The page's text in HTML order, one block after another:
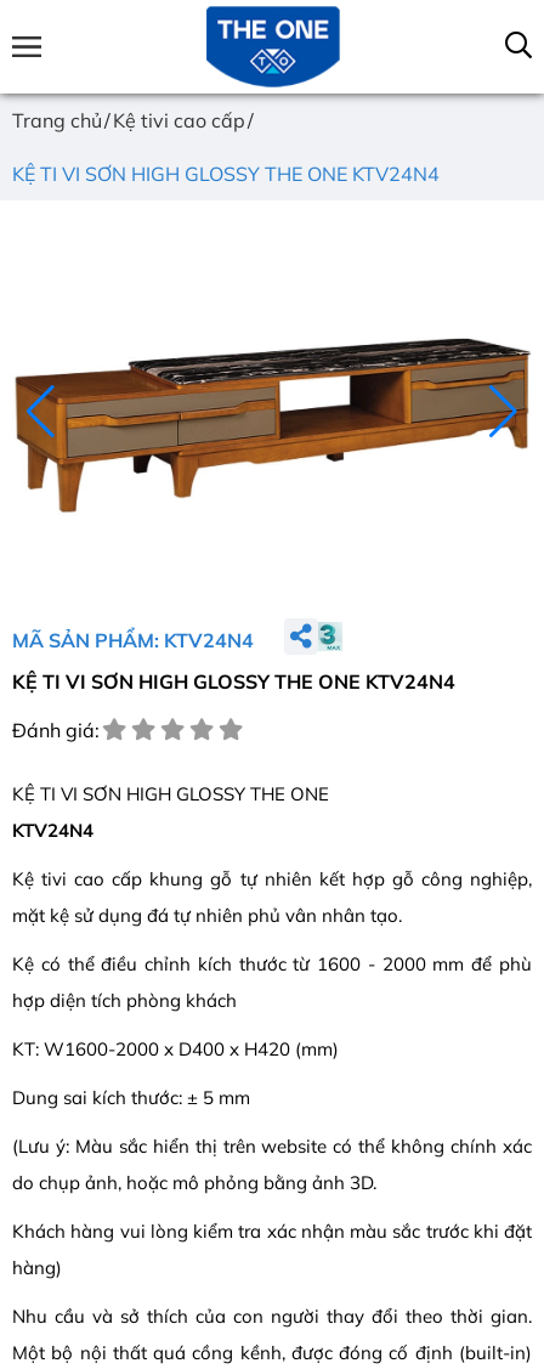
Trang chủ Kệ tivi cao cấp
KỆ TI VI SƠN HIGH GLOSSY THE ONE KTV24N4
MÃ SẢN PHẨM: KTV24N4
KỆ TI VI SƠN HIGH GLOSSY THE ONE KTV24N4
Đánh giá:
KỆ TI VI SƠN HIGH GLOSSY THE ONE
KTV24N4
Kệ tivi cao cấp khung gỗ tự nhiên kết hợp gỗ công nghiệp,
mặt kệ sử dụng đá tự nhiên phủ vân nhân tạo.
Kệ có thể điều chỉnh kích thước từ 1600 - 2000 mm để phù
hợp diện tích phòng khách
KT: W1600-2000 x D400 x H420 (mm)
Dung sai kích thước: ± 5 mm
(Lưu ý: Màu sắc hiển thị trên website có thể không chính xác
do chụp ảnh, hoặc mô phỏng bằng ảnh 3D.
Khách hàng vui lòng kiểm tra xác nhận màu sắc trước khi đặt
hàng)
Nhu cầu và sở thích của con người thay đổi theo thời gian.
Một bộ nội thất quá cồng kềnh, được đóng cố định (built-in)